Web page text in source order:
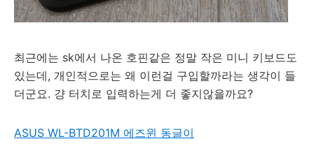
최근에는 sk에서 나온 호핀같은 정말 작은 미니 키보드도
있는데, 개인적으로는 왜 이런걸 구입할까라는 생각이 들
더군요. 걍 터치로 입력하는게 더 좋지않을까요?
ASUS WL-BTD201M 에즈윈 동글이